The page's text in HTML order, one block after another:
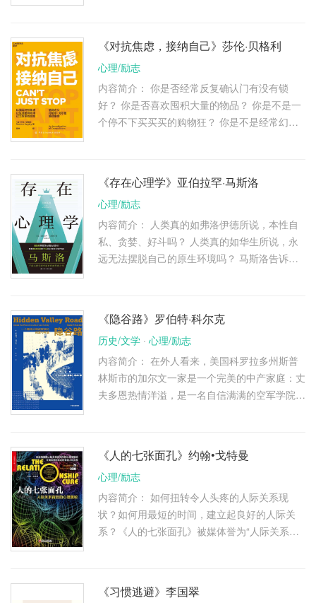
《对抗焦虑，接纳自己》莎伦·贝格利
心理/励志
内容简介： 你是否经常反复确认门有没有锁
好？ 你是否喜欢囤积大量的物品？ 你是不是一
个停不下买买买的购物狂？ 你是不是经常幻想
《存在心理学》亚伯拉罕·马斯洛
心理/励志
内容简介： 人类真的如弗洛伊德所说，本性自
私、贪婪、好斗吗？ 人类真的如华生所说，永
远无法摆脱自己的原生环境吗？ 马斯洛告诉我
《隐谷路》罗伯特·科尔克
历史/文学 · 心理/励志
内容简介： 在外人看来，美国科罗拉多州斯普
林斯市的加尔文一家是一个完美的中产家庭：丈
夫多恩热情洋溢，是一名自信满满的空军学院军
《人的七张面孔》约翰•戈特曼
心理/励志
内容简介： 如何扭转令人头疼的人际关系现
状？如何用最短的时间，建立起良好的人际关
系？《人的七张面孔》被媒体誉为“人际关系领
《习惯逃避》李国翠